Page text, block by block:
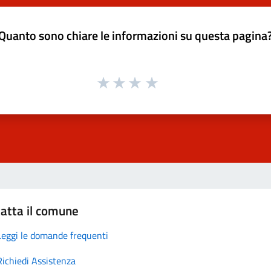
sono chiare le informazioni su questa
il comune
le domande frequenti
Assistenza